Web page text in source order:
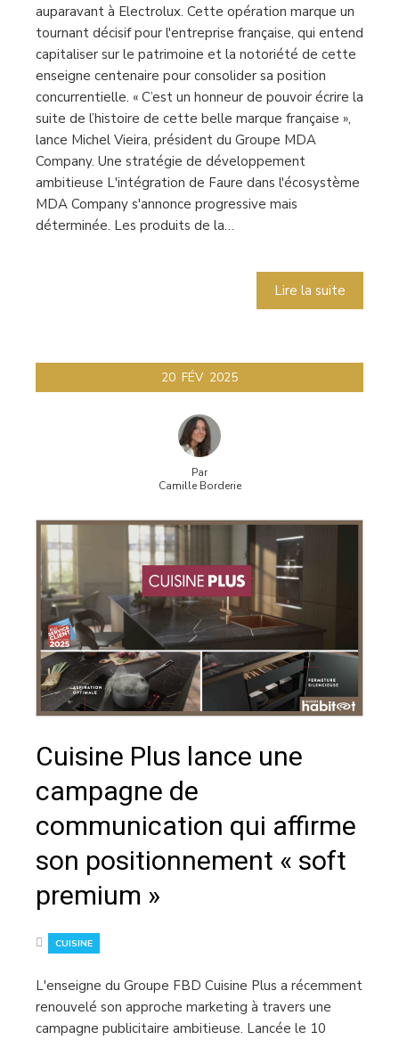
auparavant à Electrolux. Cette opération marque un
tournant décisif pour l'entreprise française, qui entend
capitaliser sur le patrimoine et la notoriété de cette
enseigne centenaire pour consolider sa position
concurrentielle. « C’est un honneur de pouvoir écrire la
suite de l’histoire de cette belle marque française »,
lance Michel Vieira, président du Groupe MDA
Company. Une stratégie de développement
ambitieuse L'intégration de Faure dans l'écosystème
MDA Company s'annonce progressive mais
déterminée. Les produits de la…
Lire la suite
20 FÉV 2025
Par
Camille Borderie
Cuisine Plus lance une
campagne de
communication qui affirme
son positionnement « soft
premium »
CUISINE
L'enseigne du Groupe FBD Cuisine Plus a récemment
renouvelé son approche marketing à travers une
campagne publicitaire ambitieuse. Lancée le 10